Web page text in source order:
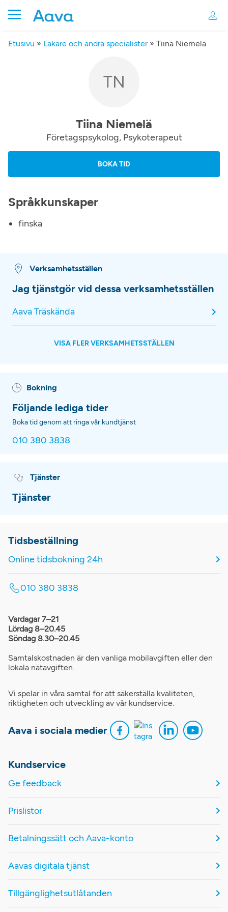
Etusivu » Läkare och andra specialister» Tiina Niemelä
TN
Tiina Niemelä
Företagspsykolog, Psykoterapeut
BOKA TID
Språkkunskaper
finska
Verksamhetsställen
Jag tjänstgör vid dessa verksamhetsställen
Aava Träskända
VISA FLER VERKSAMHETSSTÄLLEN
Bokning
Följande lediga tider
Boka tid genom att ringa vår kundtjänst
010 380 3838
Tjänster
Tjänster
Tidsbeställning
Online tidsbokning 24h
010 380 3838
Vardagar 7–21
Lördag 8–20.45
Söndag 8.30–20.45
Samtalskostnaden är den vanliga mobilavgiften eller den
lokala nätavgiften.
Vi spelar in våra samtal för att säkerställa kvaliteten,
riktigheten och utveckling av vår kundservice.
Aava i sociala medier
Kundservice
Ge feedback
Prislistor
Betalningssätt och Aava-konto
Aavas digitala tjänst
Tillgänglighetsutlåtanden